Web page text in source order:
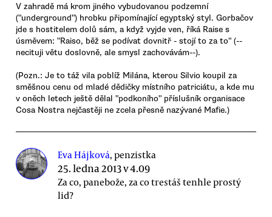
V zahradě má krom jiného vybudovanou podzemní
("underground") hrobku připomínající egyptský styl. Gorbačov
jde s hostitelem dolů sám, a když vyjde ven, říká Raise s
úsměvem: "Raiso, běž se podívat dovnitř - stojí to za to" (--
necituji větu doslovně, ale smysl zachovávám--).
(Pozn.: Je to táž vila poblíž Milána, kterou Silvio koupil za
směšnou cenu od mladé dědičky místního patriciátu, a kde mu
v oněch letech ještě dělal "podkoního" příslušník organisace
Cosa Nostra nejčastěji ne zcela přesně nazývané Mafie.)
Eva Hájková, penzistka
25. ledna 2013 v 4.09
Za co, panebože, za co trestáš tenhle prostý
lid?